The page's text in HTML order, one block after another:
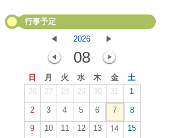
行事予定
2026
08
日 月 火 水 木 金
土
26
27 28 29 30 31 1
2 3 4 5 6 7
8
9
10 11 12 13 14
15